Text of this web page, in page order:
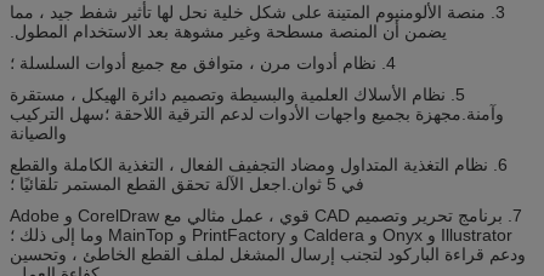
3. منصة الألومنيوم المتينة على شكل خلية نحل لها تأثير شفط جيد ، مما
يضمن أن المنصة مسطحة وغير مشوهة بعد الاستخدام المطول.
4. نظام أدوات مرن ، متوافق مع جميع أدوات السلسلة ؛
5. نظام الأسلاك العلمية والبسيطة وتصميم دائرة الهيكل ، مستقرة
وآمنة.مجهزة بجميع واجهات الأدوات لدعم الترقية اللاحقة ؛سهل التركيب
والصيانة
6. نظام التغذية المتداول ومضاد التجفيف الفعال ، التغذية الكاملة والقطع
في 5 ثوان.اجعل الآلة تحقق القطع المستمر تلقائيًا ؛
7. برنامج تحرير وتصميم CAD قوي ، عمل مثالي مع CorelDraw و Adobe
Illustrator و Onyx و Caldera و PrintFactory و MainTop وما إلى ذلك ؛
ودعم قراءة الباركود لتجنب إرسال المشغل لملف القطع الخاطئ ، وتحسين